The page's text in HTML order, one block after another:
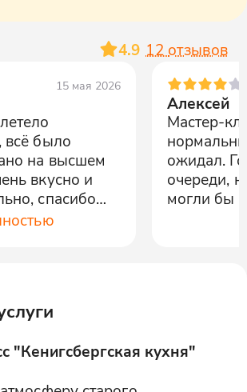
4.9 12 отзывов
15 мая 2026
всё было
на высшем
вкусно и
спасибо
Алексей
Мастер-
ожидал.
очереди,
могли бы
"Кенигсбергская кухня"